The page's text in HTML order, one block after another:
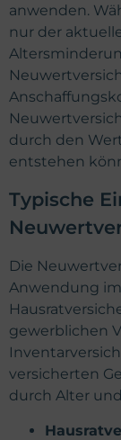
anwenden.
nur der
durch den
entstehen
Typische
Die
Anwendung
gewerblichen
versicherten
durch Alter